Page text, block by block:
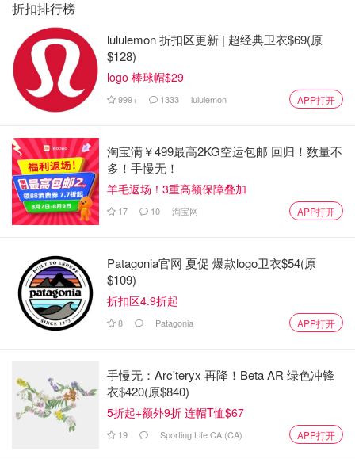
折扣排行榜
lululemon 折扣区更新 | 超经典卫衣$69(原
$128)
logo 棒球帽$29
999+ 1333 lululemon APP打开
淘宝满￥499最高2KG空运包邮 回归！数量不
多！手慢无！
羊毛返场！3重高额保障叠加
17 10 淘宝网 APP打开
Patagonia官网 夏促 爆款logo卫衣$54(原
$109)
折扣区4.9折起
8 Patagonia APP打开
手慢无：Arc'teryx 再降！Beta AR 绿色冲锋
衣$420(原$840)
5折起+额外9折 连帽T恤$67
19 Sporting Life CA (CA) APP打开